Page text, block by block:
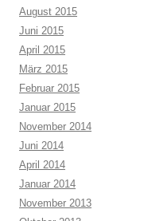
August 2015
Juni 2015
April 2015
März 2015
Februar 2015
Januar 2015
November 2014
Juni 2014
April 2014
Januar 2014
November 2013